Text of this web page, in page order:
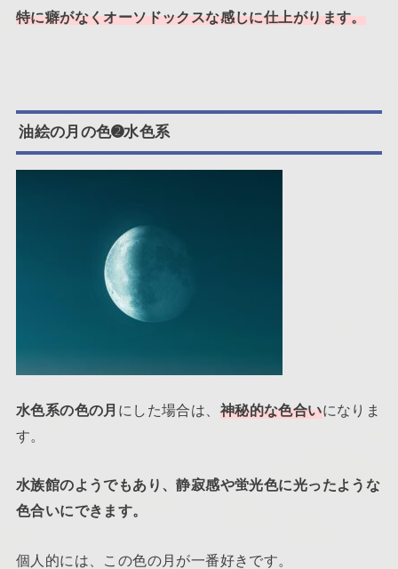
特に癖がなくオーソドックスな感じに仕上がります。
油絵の月の色➋水色系
水色系の色の月 にした場合は、 神秘的な色合いになりま
す。
水族館のようでもあり、静寂感や蛍光色に光ったような
色合いにできます。
個人的には、この色の月が一番好きです。